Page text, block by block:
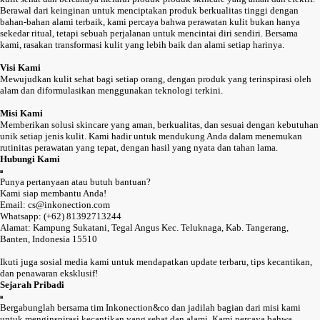
Berawal dari keinginan untuk menciptakan produk berkualitas tinggi dengan
bahan-bahan alami terbaik, kami percaya bahwa perawatan kulit bukan hanya
sekedar ritual, tetapi sebuah perjalanan untuk mencintai diri sendiri. Bersama
kami, rasakan transformasi kulit yang lebih baik dan alami setiap harinya.
Visi Kami
Mewujudkan kulit sehat bagi setiap orang, dengan produk yang terinspirasi oleh
alam dan diformulasikan menggunakan teknologi terkini.
Misi Kami
Memberikan solusi skincare yang aman, berkualitas, dan sesuai dengan kebutuhan
unik setiap jenis kulit. Kami hadir untuk mendukung Anda dalam menemukan
rutinitas perawatan yang tepat, dengan hasil yang nyata dan tahan lama.
Hubungi Kami
Punya pertanyaan atau butuh bantuan?
Kami siap membantu Anda!
Email: cs@inkonection.com
Whatsapp: (+62) 81392713244
Alamat: Kampung Sukatani, Tegal Angus Kec. Teluknaga, Kab. Tangerang,
Banten, Indonesia 15510
Ikuti juga sosial media kami untuk mendapatkan update terbaru, tips kecantikan,
dan penawaran eksklusif!
Sejarah Pribadi
Bergabunglah bersama tim Inkonection&co dan jadilah bagian dari misi kami